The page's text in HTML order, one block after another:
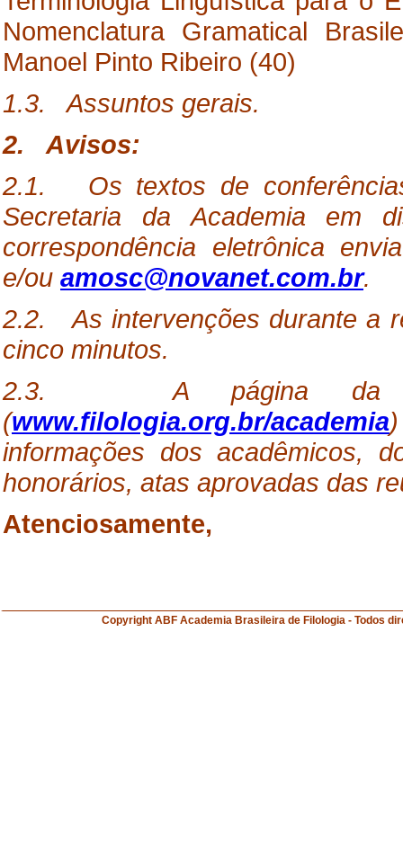
Nomenclatura Gramatical
Manoel Pinto Ribeiro (40)
1.3. Assuntos gerais.
2. Avisos:
2.1. Os textos de
Secretaria da Academia em
correspondência eletrônica
e/ou amosc@novanet.com.br.
2.2. As intervenções durante a
cinco minutos.
2.3. A página da
(www.filologia.org.br/academia
informações dos acadêmicos,
honorários, atas aprovadas das
Atenciosamente,
Copyright ABF Academia Brasileira de